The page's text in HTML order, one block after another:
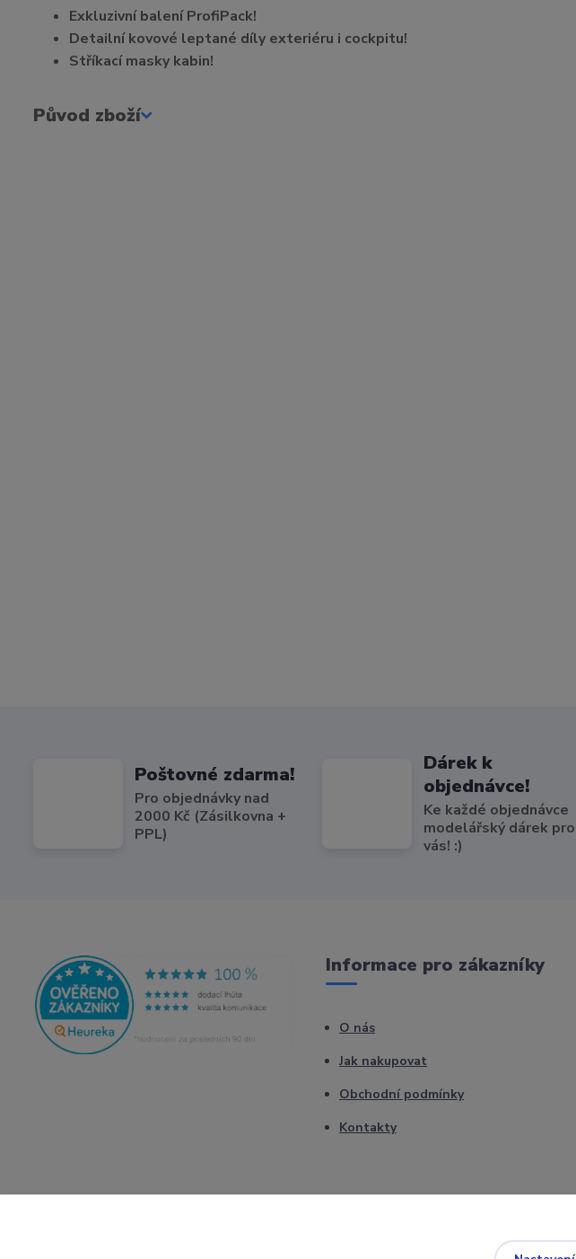
Exkluzivní balení ProfiPack!
Detailní kovové leptané díly exteriéru i cockpitu!
Stříkací masky kabin!
Původ zboží
Poštovné zdarma!
Pro objednávky nad
2000 Kč (Zásilkovna +
PPL)
Dárek k
objednávce!
Ke každé objednávce
modelářský dárek pro
vás! :)
Informace pro zákazníky
O nás
Jak nakupovat
Obchodní podmínky
Kontakty